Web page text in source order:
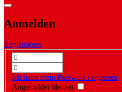
Anmelden
Registrieren
Ich habe mein Passwort vergessen
Angemeldet bleiben